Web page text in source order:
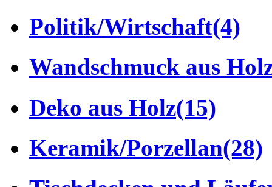
Politik/Wirtschaft(4)
Wandschmuck aus
Deko aus Holz(15)
Keramik/Porzellan(28)